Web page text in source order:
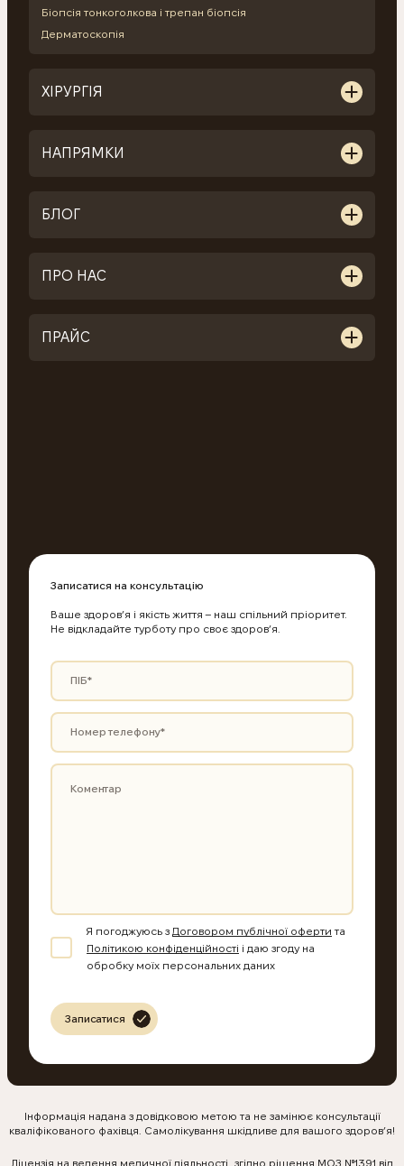
Біопсія тонкоголкова і трепан біопсія
Дерматоскопія
ХІРУРГІЯ
НАПРЯМКИ
БЛОГ
ПРО НАС
ПРАЙС
Записатися на консультацію
Ваше здоров’я і якість життя – наш спільний пріоритет.
Не відкладайте турботу про своє здоров’я.
Я погоджуюсь з Договором публічної оферти та
Політикою конфіденційності і даю згоду на
обробку моїх персональних даних
Записатися
Інформація надана з довідковою метою та не замінює консультації
кваліфікованого фахівця. Самолікування шкідливе для вашого здоров’я!
Ліцензія на ведення медичної діяльності згідно рішення МОЗ №1391 від